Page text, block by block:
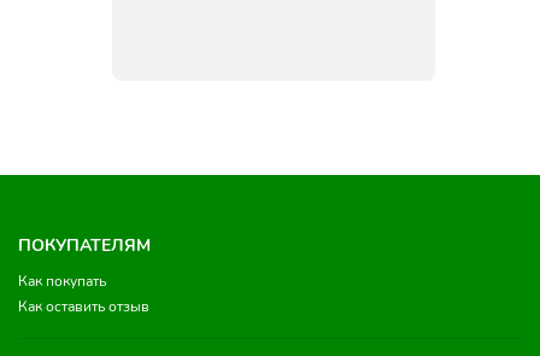
ПОКУПАТЕЛЯМ
Как покупать
Как оставить отзыв